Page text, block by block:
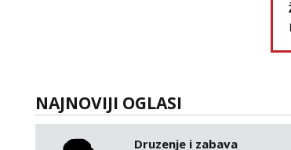
NAJNOVIJI OGLASI
Druzenje i zabava